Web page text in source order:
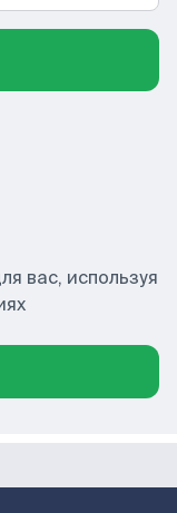
вас, используя